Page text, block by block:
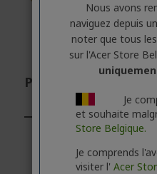
Professionnel ?
CONTACTEZ-NOUS
Nous avons
naviguez depuis
noter que tous
sur l'Acer Store
Je
et souhaite
Store Belgique.
Je comprends
visiter l' Acer